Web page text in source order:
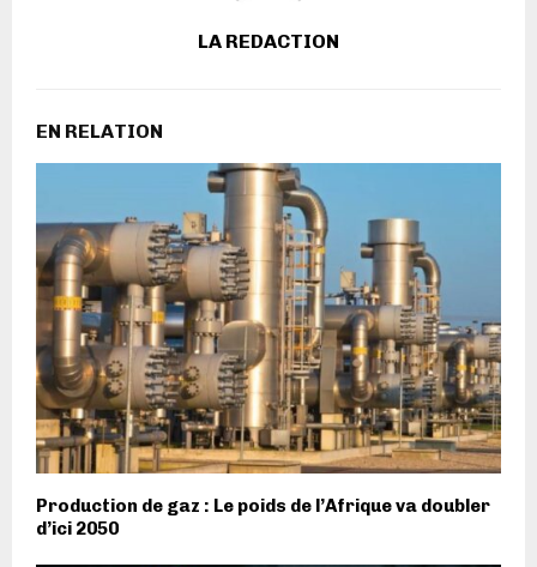
LA REDACTION
EN RELATION
Production de gaz : Le poids de l’Afrique va doubler
d’ici 2050